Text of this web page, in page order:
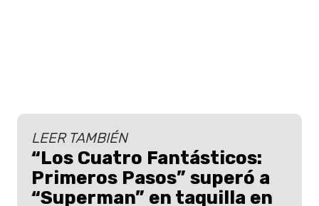
LEER TAMBIÉN
“Los Cuatro Fantásticos:
Primeros Pasos” superó a
“Superman” en taquilla en